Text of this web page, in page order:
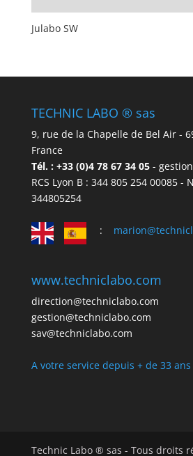
Julabo SW
TECHNIC LABO ® sas
9, rue de la Chapelle de Bel Air -
France
Tél. : +33 (0)4 78 67 34 05 -
RCS Lyon B : 344 805 254 00085 -
344805254
:
www.techniclabo.com
direction@techniclabo.com
gestion@techniclabo.com
sav@techniclabo.com
A votre service depuis + de 33 ans
Technic Labo ® sas - Tous droits